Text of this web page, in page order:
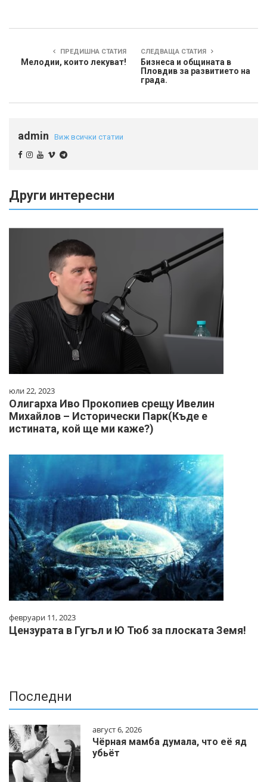
ПРЕДИШНА СТАТИЯ
Мелодии, които лекуват!
СЛЕДВАЩА СТАТИЯ
Бизнеса и общината в
Пловдив за развитието на
града.
admin Виж всички статии
Други интересни
юли 22, 2023
Олигарха Иво Прокопиев срещу Ивелин
Михайлов – Исторически Парк(Къде е
истината, кой ще ми каже?)
февруари 11, 2023
Цензурата в Гугъл и Ю Тюб за плоската Земя!
Последни
август 6, 2026
Чёрная мамба думала, что её яд
убьёт